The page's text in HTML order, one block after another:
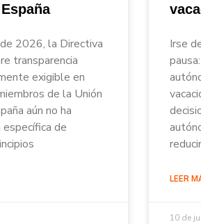
2026, la Directiva
transparencia
exigible en
de la Unión
aún no ha
específica de
Irse
LEER
10 de